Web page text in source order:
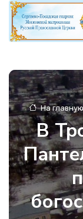
На
В